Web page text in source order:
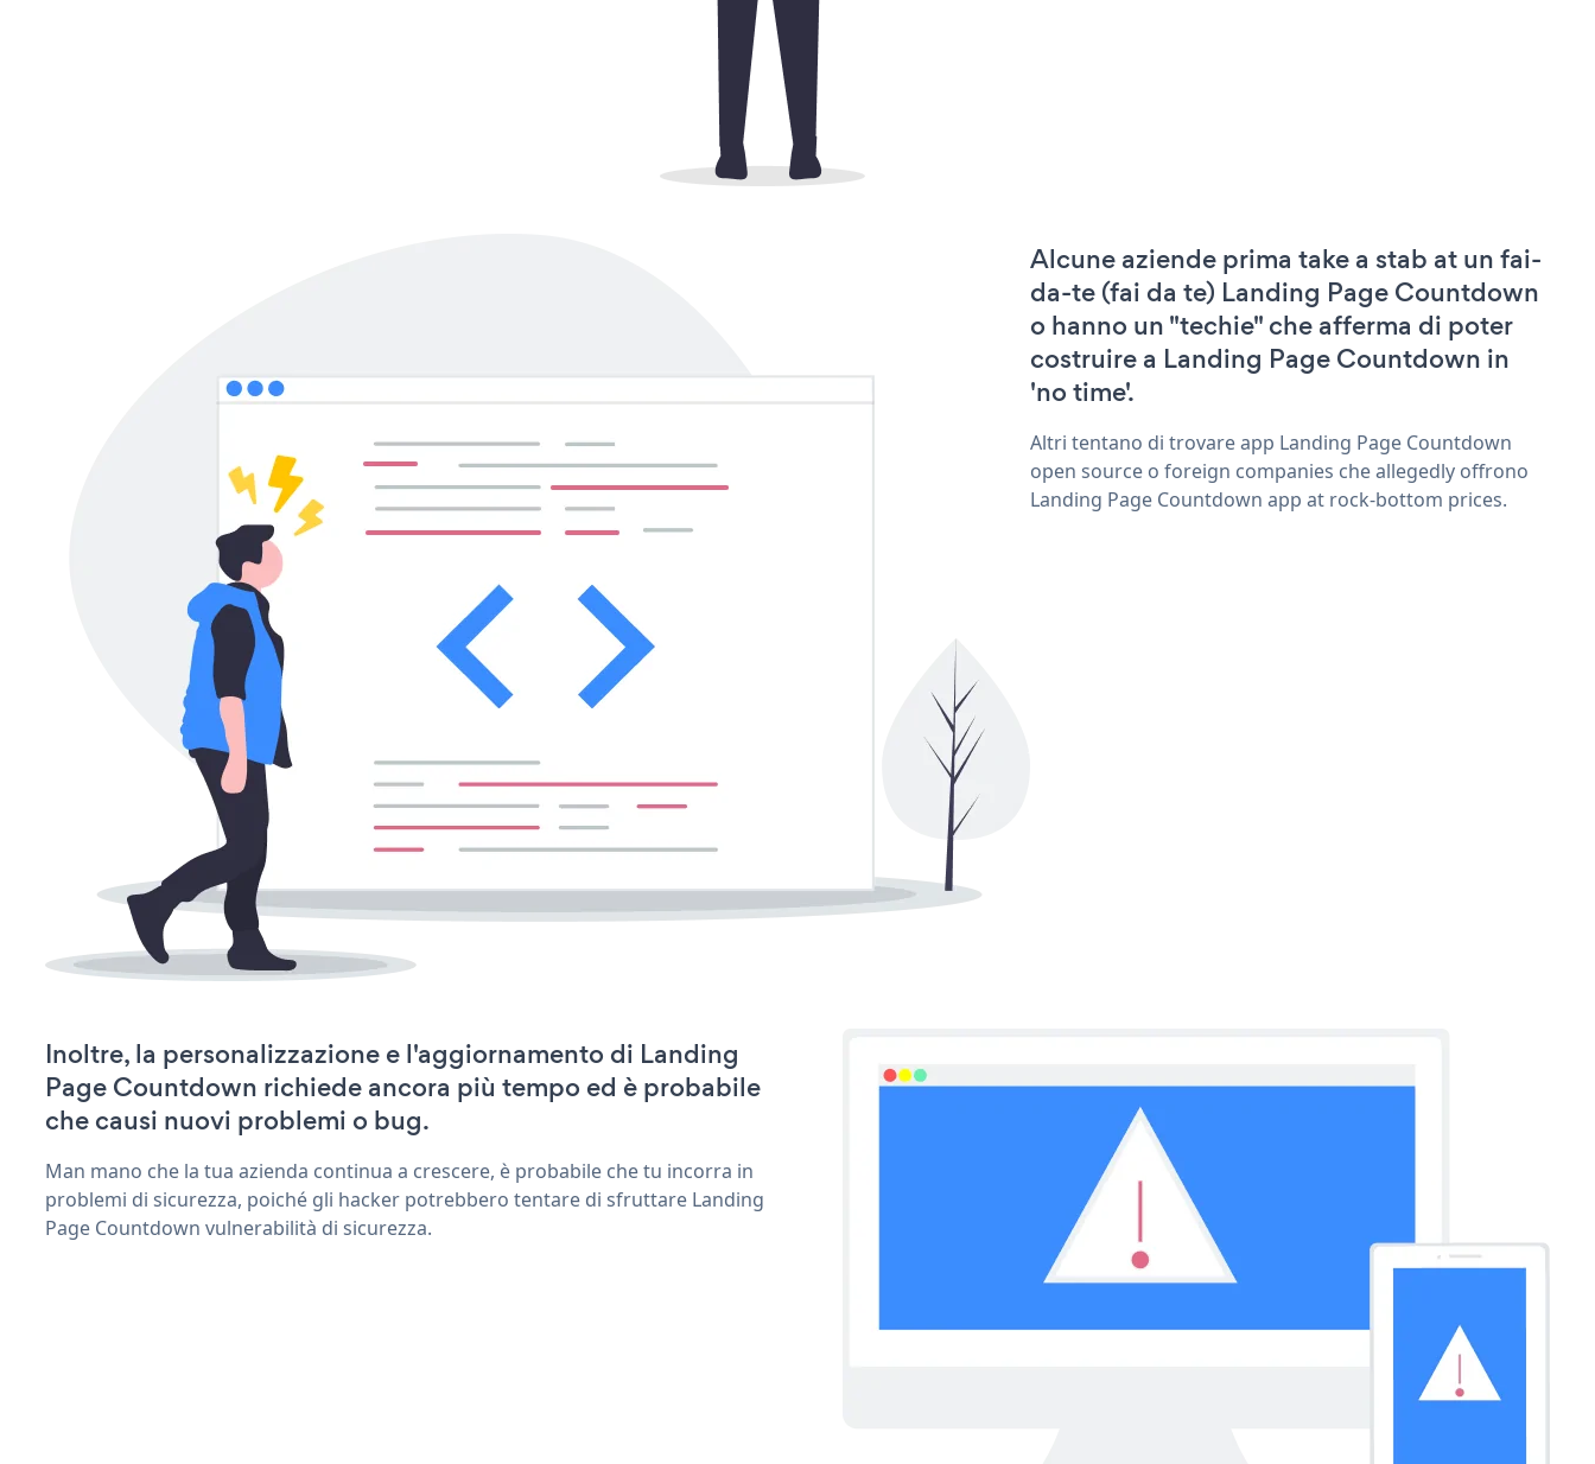
Alcune aziende prima take a stab at un fai-
da-te (fai da te) Landing Page Countdown
o hanno un "techie" che afferma di poter
costruire a Landing Page Countdown in
'no time'.
Altri tentano di trovare app Landing Page Countdown
open source o foreign companies che allegedly offrono
Landing Page Countdown app at rock-bottom prices.
Inoltre, la personalizzazione e l'aggiornamento di Landing
Page Countdown richiede ancora più tempo ed è probabile
che causi nuovi problemi o bug.
Man mano che la tua azienda continua a crescere, è probabile che tu incorra in
problemi di sicurezza, poiché gli hacker potrebbero tentare di sfruttare Landing
Page Countdown vulnerabilità di sicurezza.